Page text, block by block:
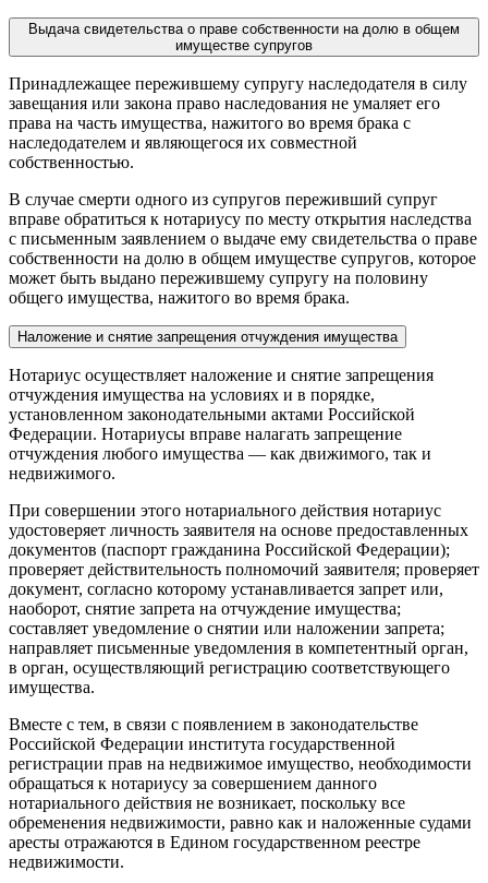
Выдача свидетельства о праве собственности на долю в общем
имуществе супругов
Принадлежащее пережившему супругу наследодателя в силу
завещания или закона право наследования не умаляет его
права на часть имущества, нажитого во время брака с
наследодателем и являющегося их совместной
собственностью.
В случае смерти одного из супругов переживший супруг
вправе обратиться к нотариусу по месту открытия наследства
с письменным заявлением о выдаче ему свидетельства о праве
собственности на долю в общем имуществе супругов, которое
может быть выдано пережившему супругу на половину
общего имущества, нажитого во время брака.
Наложение и снятие запрещения отчуждения имущества
Нотариус осуществляет наложение и снятие запрещения
отчуждения имущества на условиях и в порядке,
установленном законодательными актами Российской
Федерации. Нотариусы вправе налагать запрещение
отчуждения любого имущества — как движимого, так и
недвижимого.
При совершении этого нотариального действия нотариус
удостоверяет личность заявителя на основе предоставленных
документов (паспорт гражданина Российской Федерации);
проверяет действительность полномочий заявителя; проверяет
документ, согласно которому устанавливается запрет или,
наоборот, снятие запрета на отчуждение имущества;
составляет уведомление о снятии или наложении запрета;
направляет письменные уведомления в компетентный орган,
в орган, осуществляющий регистрацию соответствующего
имущества.
Вместе с тем, в связи с появлением в законодательстве
Российской Федерации института государственной
регистрации прав на недвижимое имущество, необходимости
обращаться к нотариусу за совершением данного
нотариального действия не возникает, поскольку все
обременения недвижимости, равно как и наложенные судами
аресты отражаются в Едином государственном реестре
недвижимости.